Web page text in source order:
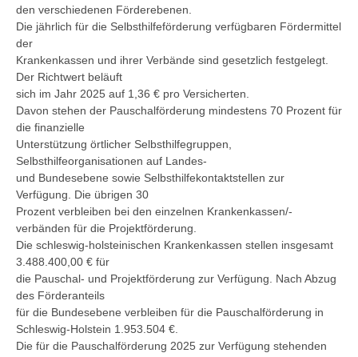
den verschiedenen Förderebenen.
Die jährlich für die Selbsthilfeförderung verfügbaren Fördermittel
der
Krankenkassen und ihrer Verbände sind gesetzlich festgelegt.
Der Richtwert beläuft
sich im Jahr 2025 auf 1,36 € pro Versicherten.
Davon stehen der Pauschalförderung mindestens 70 Prozent für
die finanzielle
Unterstützung örtlicher Selbsthilfegruppen,
Selbsthilfeorganisationen auf Landes-
und Bundesebene sowie Selbsthilfekontaktstellen zur
Verfügung. Die übrigen 30
Prozent verbleiben bei den einzelnen Krankenkassen/-
verbänden für die Projektförderung.
Die schleswig-holsteinischen Krankenkassen stellen insgesamt
3.488.400,00 € für
die Pauschal- und Projektförderung zur Verfügung. Nach Abzug
des Förderanteils
für die Bundesebene verbleiben für die Pauschalförderung in
Schleswig-Holstein 1.953.504 €.
Die für die Pauschalförderung 2025 zur Verfügung stehenden